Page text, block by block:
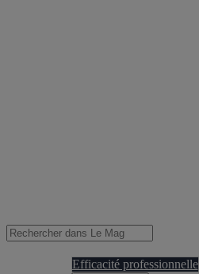
Efficacité professionnelle